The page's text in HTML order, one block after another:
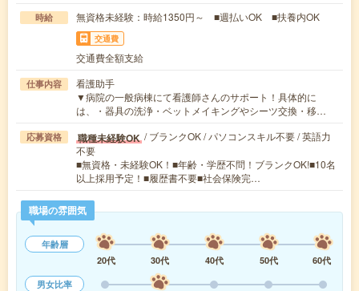
時給 無資格未経験：時給1350円～ ■週払いOK ■扶養内OK
交通費
交通費全額支給
仕事内容
看護助手
▼病院の一般病棟にて看護師さんのサポート！具体的に
は、・器具の洗浄・ベットメイキングやシーツ交換・移…
応募資格 職種未経験OK / ブランクOK / パソコンスキル不要 / 英語力
不要
■無資格・未経験OK！■年齢・学歴不問！ブランクOK!■10名
以上採用予定！■履歴書不要■社会保険完…
職場の雰囲気
年齢層
20代
30代 40代 50代
60代
男女比率